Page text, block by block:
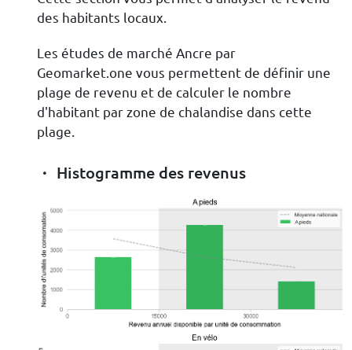
des habitants locaux.
Les études de marché Ancre par
Geomarket.one vous permettent de définir une
plage de revenu et de calculer le nombre
d'habitant par zone de chalandise dans cette
plage.
Histogramme des revenus